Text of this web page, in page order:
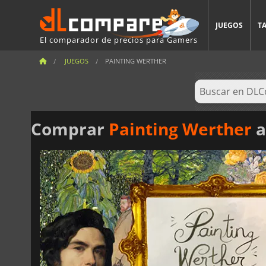
El comparador de precios para Gamers
JUEGOS
JUEGOS PAINTING WERTHER
Comprar Painting Werther